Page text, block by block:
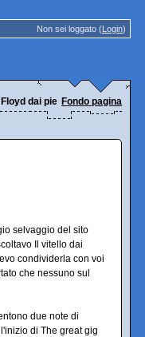
Non sei loggato (Login)
dai piedi di balsa
Fondo pagina
selvaggio del sito
Il vitello dai
condividerla con voi
che nessuno sul
due note di
di The great gig